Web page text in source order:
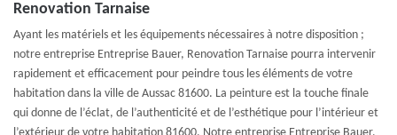
Renovation Tarnaise
Ayant les matériels et les équipements nécessaires à notre disposition ;
notre entreprise Entreprise Bauer, Renovation Tarnaise pourra intervenir
rapidement et efficacement pour peindre tous les éléments de votre
habitation dans la ville de Aussac 81600. La peinture est la touche finale
qui donne de l’éclat, de l’authenticité et de l’esthétique pour l’intérieur et